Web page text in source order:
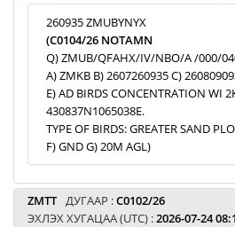
260935 ZMUBYNYX
(C0104/26 NOTAMN
Q) ZMUB/QFAHX/IV/NBO/A /000/
A) ZMKB B) 2607260935 C)
E) AD BIRDS CONCENTRATION WI
430837N1065038E.
TYPE OF BIRDS: GREATER SAND
F) GND G) 20M AGL)
ZMTT ДУГААР :C0102/26
ЭХЛЭХ ХУГАЦАА (UTC) :2026-07-24